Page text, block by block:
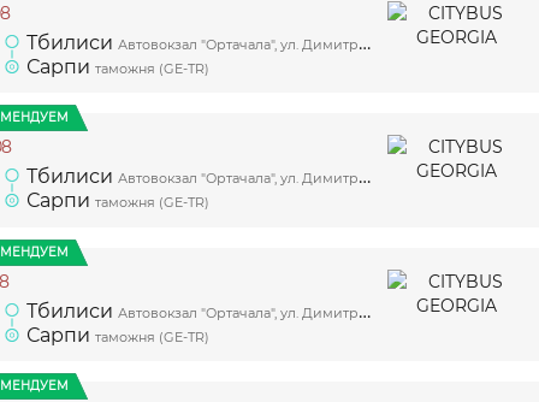
Тбилиси Автовокзал "Ортачала", ул. Димитри Гулия, 5, платформа 2
Сарпи таможня (GE-TR)
Тбилиси Автовокзал "Ортачала", ул. Димитри Гулия, 5, платформа 2
Сарпи таможня (GE-TR)
Тбилиси Автовокзал "Ортачала", ул. Димитри Гулия, 5, платформа 2
Сарпи таможня (GE-TR)